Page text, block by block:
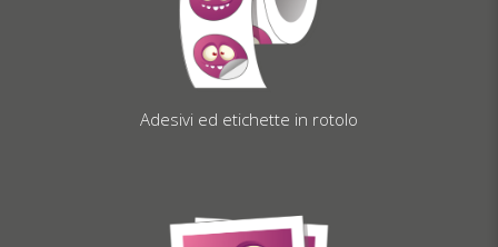
Adesivi ed etichette in rotolo